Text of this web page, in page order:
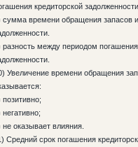
кредиторской
сумма времени обращения запасов
разность между периодом
Увеличение времени обращения
позитивно;
негативно;
не оказывает влияния.
Средний срок погашения